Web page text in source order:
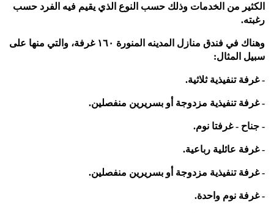
الكثير من الخدمات وذلك حسب النوع الذي يقيم فيه الفرد حسب
رغبته.
وهناك في فندق منازل المدينه المنورة ١٦٠ غرفة، والتي منها على
سبيل المثال:
- غرفة تنفيذية ثلاثية.
- غرفة تنفيذية مزدوجة أو بسريرين منفصلين.
- جناح - غرفتا نوم.
- غرفة عائلية رباعية.
- غرفة تنفيذية مزدوجة أو بسريرين منفصلين.
- غرفة نوم واحدة.